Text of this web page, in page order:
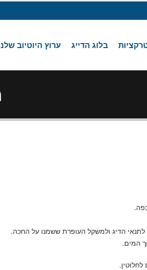
בלוג הדייג ערוץ היוטיוב
הדיג ולמשקל העופרת ששמנו על החכה.
המים.